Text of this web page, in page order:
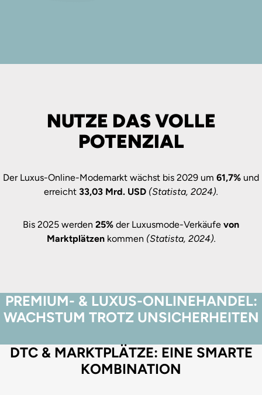
NUTZE DAS VOLLE
POTENZIAL
Der Luxus-Online-Modemarkt wächst bis 2029 um 61,7% und
erreicht 33,03 Mrd. USD (Statista, 2024).
Bis 2025 werden 25% der Luxusmode-Verkäufe von
Marktplätzenkommen (Statista, 2024).
PREMIUM- & LUXUS-ONLINEHANDEL:
WACHSTUM TROTZ UNSICHERHEITEN
DTC & MARKTPLÄTZE: EINE SMARTE
KOMBINATION